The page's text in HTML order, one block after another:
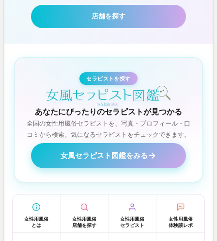
店舗を探す
セラピストを探す
あなたにぴったりのセラピストが見つかる
全国の女性用風俗セラピストを、写真・プロフィール・口
コミから検索。気になるセラピストをチェックできます。
女風セラピスト図鑑をみる
女性用風俗
とは
女性用風俗
店舗を探す
女性用風俗
セラピスト
女性用風俗
体験談レポ